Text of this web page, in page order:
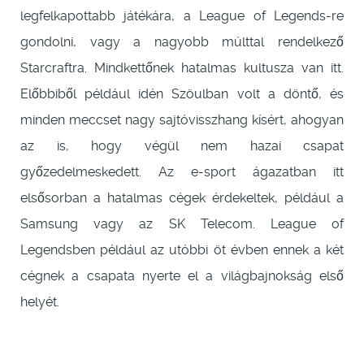
legfelkapottabb játékára, a League of Legends-re
gondolni, vagy a nagyobb múlttal rendelkező
Starcraftra. Mindkettőnek hatalmas kultusza van itt.
Előbbiből például idén Szöulban volt a döntő, és
minden meccset nagy sajtóvisszhang kísért, ahogyan
az is, hogy végül nem hazai csapat
győzedelmeskedett. Az e-sport ágazatban itt
elsősorban a hatalmas cégek érdekeltek, például a
Samsung vagy az SK Telecom. League of
Legendsben például az utóbbi öt évben ennek a két
cégnek a csapata nyerte el a világbajnokság első
helyét.